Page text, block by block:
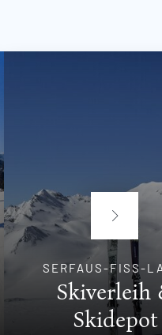
SERFAUS-FISS-
Skiverleih
Skidepot